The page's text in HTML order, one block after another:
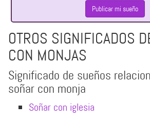
Publicar mi sueño
OTROS SIGNIFICADOS
CON MONJAS
Significado de sueños
soñar con monja
Soñar con iglesia